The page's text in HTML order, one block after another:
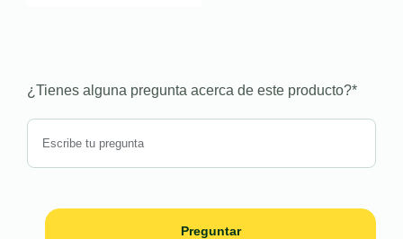
¿Tienes alguna pregunta acerca de este producto?*
Preguntar